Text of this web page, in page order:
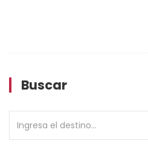
Buscar